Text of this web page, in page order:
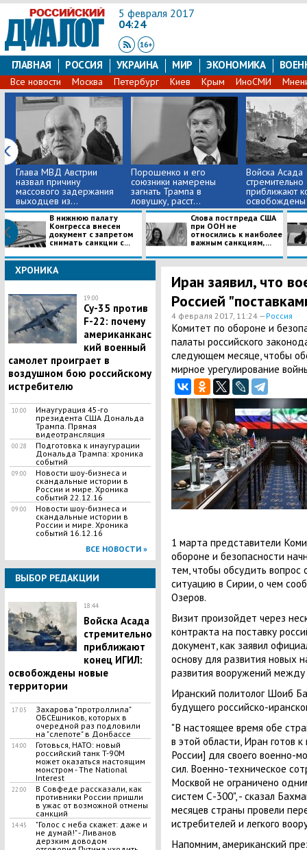
5 февраля 2017
04:24
ГЛАВНАЯ РОССИЯ УКРАИНА МИР ЭКОНОМИКА
Все новости Москва Петербург Киев Крым ИноСМИ
Глава МВД Австрии
назвал причину
массового задержания
выходцев из...
Порошенко и его
союзники намерены
загнать Трампа в
ловушку, расст...
Войска Асада
стремительно
приближают
В нижнюю палату
Конгресса внесен
документ с запретом
снимать санкции с...
Слова постпреда США
при ООН не
относились к наиболее
важным санкциям, ...
ХРОНИКА
19:00
Су-35 против
F-22: почему
американканс
кий военный
самолет проиграет в
воздушном бою российскому
истребителю
10:00
Инаугурация 45-го
президента США Дональда
Трампа. Прямая
видеотрансляция
00:28
Подготовка к инаугурации
Дональда Трампа: хроника
событий
09:00
Новости шоу-бизнеса и
скандальные истории в
России и мире. Хроника
событий 22.12.16
09:00
Новости шоу-бизнеса и
скандальные истории в
России и мире. Хроника
событий 16.12.16
ВСЕ НОВОСТИ »
ВЫБОР РЕДАКЦИИ
18:44
Войска Асада
стремительно
приближают
конец ИГИЛ:
освобождены новые
территории
17:05
Захарова "протроллила"
ОБСЕшников, которых в
очередной раз подловили
на "слепоте" в Донбассе
14:00
Готовься, НАТО: новый
российский танк T-90M
может оказаться настоящим
монстром - The National
Interest
22:00
В Совфеде рассказали, как
противники России пришли
в ужас от возможной отмены
санкций
14:45
"Голос с неба скажет: даже и
не думай!" - Ливанов
дерзким доводом
Иран заявил, что
Россией
4 февраля 2017, 11:24 —Россия
Комитет по обороне и
палаты российского
следующем месяце, чтобы
мирное урегулирование
1 марта представители
обороне и безопасности
тем, чтобы обсудить вопрос
ситуацию в Сирии, о чем
Озеров.
Визит произойдет через
контракта на поставку
документ, как заявил
основу для развития новых
развития вооружений
Иранский политолог Шоиб
будущего российско-
"В настоящее время обе
в этой области, Иран готов
России] для своего военно-
сил. Военно-техническое
Москвой не ограничено
систем С-300", - сказал
месяцев страны провели
истребителей и легкого
Напомним, американский